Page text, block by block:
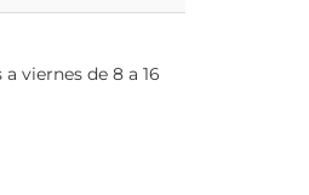
viernes de 8 a 16